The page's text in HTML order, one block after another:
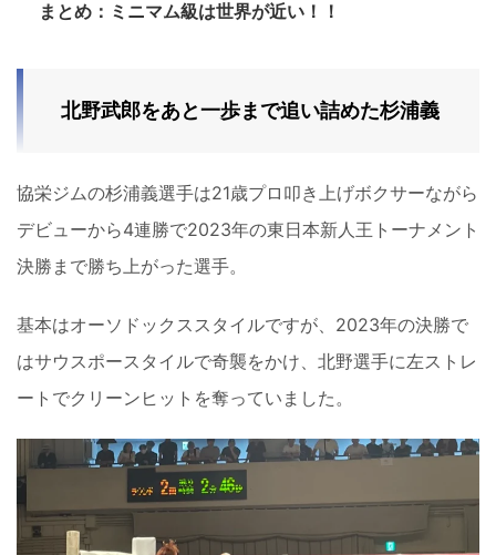
まとめ：ミニマム級は世界が近い！！
北野武郎をあと一歩まで追い詰めた杉浦義
協栄ジムの杉浦義選手は21歳プロ叩き上げボクサーながら
デビューから4連勝で2023年の東日本新人王トーナメント
決勝まで勝ち上がった選手。
基本はオーソドックススタイルですが、2023年の決勝で
はサウスポースタイルで奇襲をかけ、北野選手に左ストレ
ートでクリーンヒットを奪っていました。